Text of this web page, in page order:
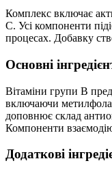
Комплекс включає
C. Усі компоненти
процесах. Добавку
Основні
Вітаміни групи B
включаючи
доповнює склад
Компоненти
Додаткові